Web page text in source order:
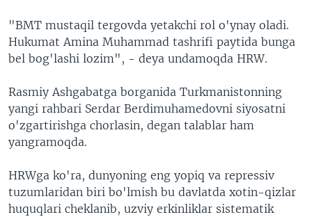
"BMT mustaqil tergovda yetakchi rol o'ynay oladi.
Hukumat Amina Muhammad tashrifi paytida bunga
bel bog'lashi lozim", - deya undamoqda HRW.
Rasmiy Ashgabatga borganida Turkmanistonning
yangi rahbari Serdar Berdimuhamedovni siyosatni
o'zgartirishga chorlasin, degan talablar ham
yangramoqda.
HRWga ko'ra, dunyoning eng yopiq va repressiv
tuzumlaridan biri bo'lmish bu davlatda xotin-qizlar
huquqlari cheklanib, uzviy erkinliklar sistematik